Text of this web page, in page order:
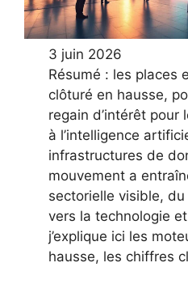
3 juin 2026
Résumé : les places
clôturé en hausse,
regain d’intérêt pour
à l’intelligence
infrastructures de
mouvement a
sectorielle visible,
vers la technologie
j’explique ici les
hausse, les chiffres